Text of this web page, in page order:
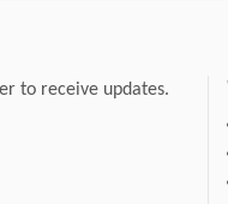
to receive updates.